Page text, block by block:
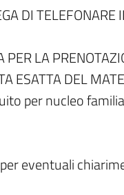
DI
LA
ESATTA DEL
per nucleo
eventuali